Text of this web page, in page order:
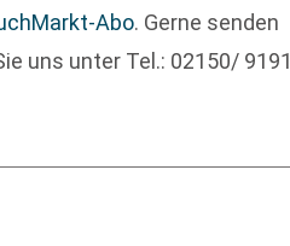
Abo. Gerne senden
uns unter Tel.: 02150/ 9191